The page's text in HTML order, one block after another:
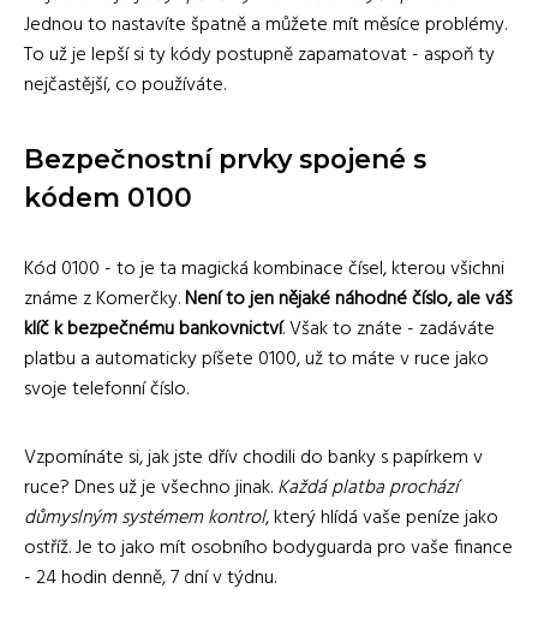
Jednou to nastavíte špatně a můžete mít měsíce problémy.
To už je lepší si ty kódy postupně zapamatovat - aspoň ty
nejčastější, co používáte.
Bezpečnostní prvky spojené s
kódem 0100
Kód 0100 - to je ta magická kombinace čísel, kterou všichni
známe z Komerčky.Není to jen nějaké náhodné číslo, ale váš
klíč k bezpečnému bankovnictví. Však to znáte - zadáváte
platbu a automaticky píšete 0100, už to máte v ruce jako
svoje telefonní číslo.
Vzpomínáte si, jak jste dřív chodili do banky s papírkem v
ruce? Dnes už je všechno jinak.Každá platba prochází
důmyslným systémem kontrol, který hlídá vaše peníze jako
ostříž. Je to jako mít osobního bodyguarda pro vaše finance
- 24 hodin denně, 7 dní v týdnu.